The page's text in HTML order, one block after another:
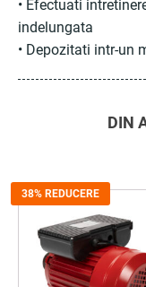
• Efectuati
indelungata
• Depozitati intr-un
DIN
38% REDUCERE